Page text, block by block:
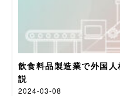
飲食料品製造業で外国
説
2024-03-08